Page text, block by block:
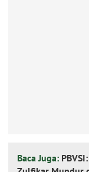
Baca Juga: